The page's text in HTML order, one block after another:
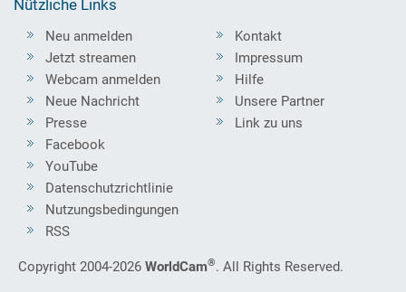
Nützliche Links
Neu anmelden
Jetzt streamen
Webcam anmelden
Neue Nachricht
Presse
Kontakt
Impressum
Hilfe
Unsere Partner
Link zu uns
Facebook
YouTube
Datenschutzrichtlinie
Nutzungsbedingungen
RSS
Copyright 2004-2026 WorldCam®. All Rights Reserved.